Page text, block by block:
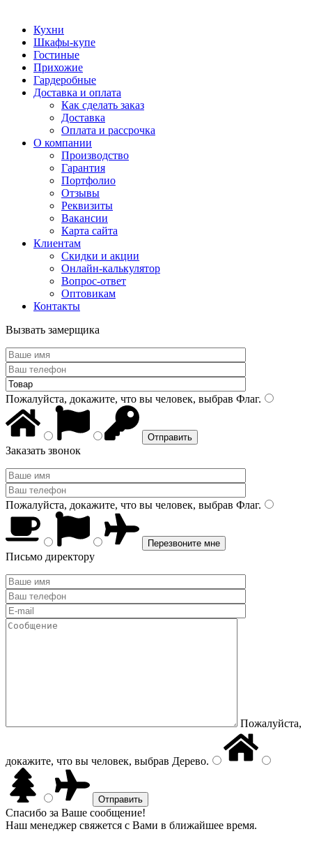
Кухни
Шкафы-купе
Гостиные
Прихожие
Гардеробные
Доставка и оплата
Как сделать заказ
Доставка
Оплата и рассрочка
О компании
Производство
Гарантия
Портфолио
Отзывы
Реквизиты
Вакансии
Карта сайта
Клиентам
Скидки и акции
Онлайн-калькулятор
Вопрос-ответ
Оптовикам
Контакты
Вызвать замерщика
Пожалуйста, докажите, что вы человек, выбрав Флаг.
Заказать звонок
Пожалуйста, докажите, что вы человек, выбрав Флаг.
Письмо директору
Пожалуйста,
докажите, что вы человек, выбрав Дерево.
Спасибо за Ваше сообщение!
Наш менеджер свяжется с Вами в ближайшее время.